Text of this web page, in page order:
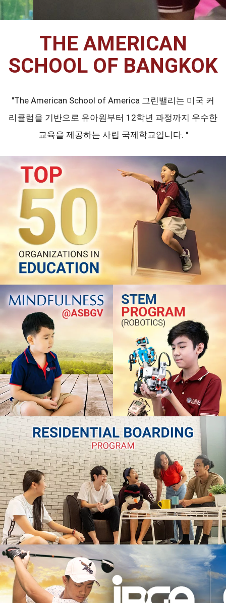
THE AMERICAN
SCHOOL OF BANGKOK
"The American School of America 그린밸리는 미국 커
리큘럼을 기반으로 유아원부터 12학년 과정까지 우수한
교육을 제공하는 사립 국제학교입니다. "